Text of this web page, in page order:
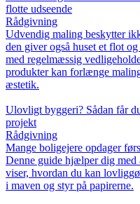
flotte udseende
Rådgivning
Udvendig maling beskytter
den giver også huset et flot
med regelmæssig
produkter kan forlænge
æstetik.
Ulovligt byggeri? Sådan får
projekt
Rådgivning
Mange boligejere opdager
Denne guide hjælper dig
viser, hvordan du kan
i maven og styr på papirerne.